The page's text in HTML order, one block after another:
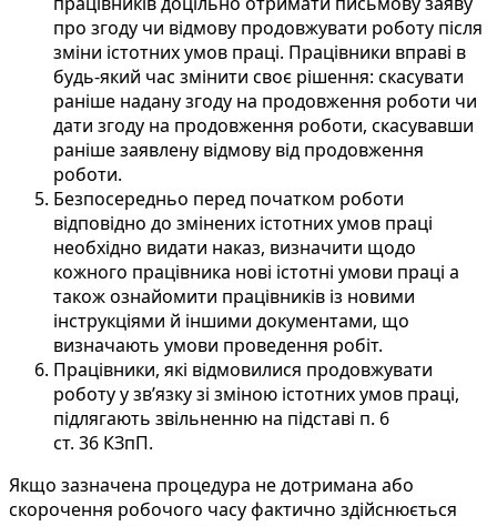
про згоду чи відмову продовжувати роботу після
зміни істотних умов праці. Працівники вправі в
будь-який час змінити своє рішення: скасувати
раніше надану згоду на продовження роботи чи
дати згоду на продовження роботи, скасувавши
раніше заявлену відмову від продовження
роботи.
Безпосередньо перед початком роботи
відповідно до змінених істотних умов праці
необхідно видати наказ, визначити щодо
кожного працівника нові істотні умови праці а
також ознайомити працівників із новими
інструкціями й іншими документами, що
визначають умови проведення робіт.
Працівники, які відмовилися продовжувати
роботу у зв’язку зі зміною істотних умов праці,
підлягають звільненню на підставі п. 6
ст. 36 КЗпП.
Якщо зазначена процедура не дотримана або
скорочення робочого часу фактично здійснюється